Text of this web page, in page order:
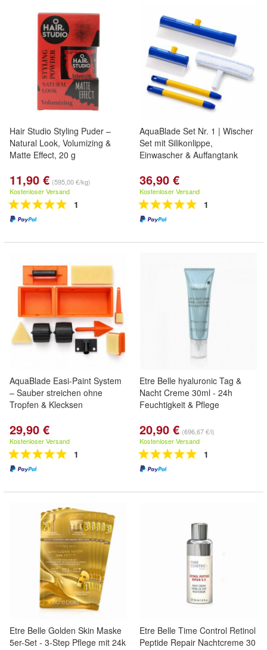
Hair Studio Styling Puder –
Natural Look, Volumizing &
Matte Effect, 20 g
11,90 € (595,00 €/kg)
Kostenloser Versand
1
AquaBlade Set Nr. 1 | Wischer
Set mit Silikonlippe,
Einwascher & Auffangtank
36,90 €
Kostenloser Versand
1
AquaBlade Easi-Paint System
– Sauber streichen ohne
Tropfen & Klecksen
29,90 €
Kostenloser Versand
1
Etre Belle hyaluronic Tag &
Nacht Creme 30ml - 24h
Feuchtigkeit & Pflege
20,90 € (696,67 €/l)
Kostenloser Versand
1
Etre Belle Golden Skin Maske
5er-Set - 3-Step Pflege mit 24k
Etre Belle Time Control Retinol
Peptide Repair Nachtcreme 30